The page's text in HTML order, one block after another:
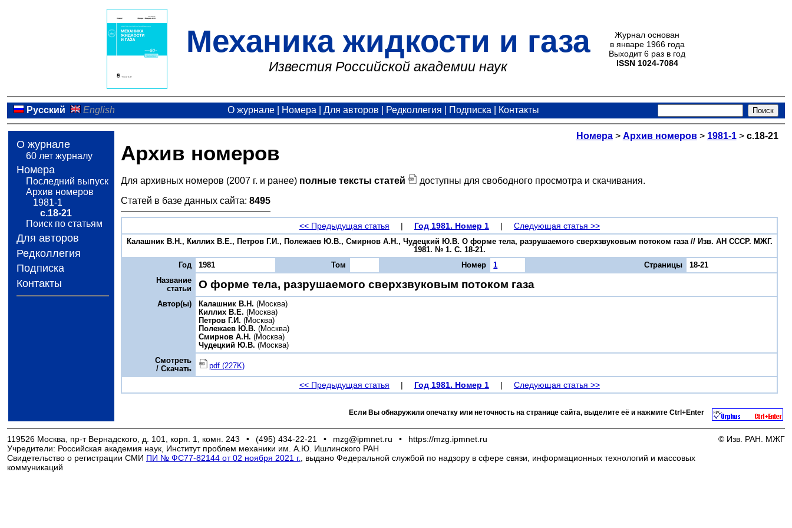
Механика жидкости и газа
Известия Российской академии наук
Журнал основан
в январе 1966 года
Выходит 6 раз в год
ISSN 1024-7084
Русский English О журнале Номера Для авторов Редколлегия Подписка Контакты
О журнале
60 лет журналу
Номера
Последний выпуск
Архив номеров
1981-1
с.18-21
Поиск по статьям
Для авторов
Редколлегия
Подписка
Контакты
Номера> Архив номеров> 1981-1> с.18-21
Архив номеров
Для архивных номеров (2007 г. и ранее) полные тексты статей
доступны для свободного просмотра и скачивания.
Статей в базе данных сайта: 8495
<< Предыдущая статья | Год 1981. Номер 1 | Следующая статья >>
Калашник В.Н., Киллих В.Е., Петров Г.И., Полежаев Ю.В., Смирнов А.Н., Чудецкий Ю.В. О форме тела, разрушаемого сверхзвуковым потоком газа // Изв. АН СССР. МЖГ.
1981. № 1. С. 18-21.
Год
1981 Том Номер 1 Страницы
18-21
Название
статьи
О форме тела, разрушаемого сверхзвуковым потоком газа
Автор(ы) Калашник В.Н. (Москва)
Киллих В.Е. (Москва)
Петров Г.И. (Москва)
Полежаев Ю.В. (Москва)
Смирнов А.Н. (Москва)
Чудецкий Ю.В. (Москва)
Смотреть
/ Скачать
pdf (227K)
<< Предыдущая статья | Год 1981. Номер 1 | Следующая статья >>
Если Вы обнаружили опечатку или неточность на странице сайта, выделите её и нажмите Ctrl+Enter
119526 Москва, пр-т Вернадского, д. 101, корп. 1, комн. 243 • (495) 434-22-21 • mzg@ipmnet.ru •
https://mzg.ipmnet.ru
Учредители: Российская академия наук, Институт проблем механики им. А.Ю. Ишлинского РАН
Свидетельство о регистрации СМИ ПИ № ФС77-82144 от 02 ноября 2021 г.
, выдано Федеральной службой по надзору в сфере связи, информационных технологий и массовых
коммуникаций
© Изв. РАН. МЖГ